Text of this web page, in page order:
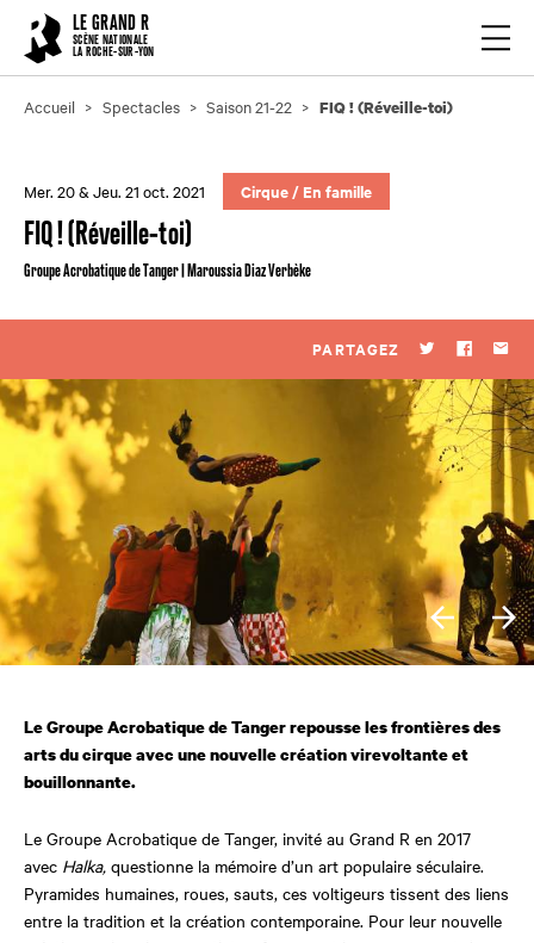
LE GRAND R
SCÈNE NATIONALE
LA ROCHE-SUR-YON
Accueil Spectacles Saison 21-22 FIQ ! (Réveille-toi)
Mer. 20 & Jeu. 21 oct. 2021 Cirque/ En famille
FIQ ! (Réveille-toi)
Groupe Acrobatique de Tanger | Maroussia Diaz Verbèke
PARTAGEZ Twitter
Le Groupe Acrobatique de Tanger repousse les frontières des
arts du cirque avec une nouvelle création virevoltante et
bouillonnante.
Le Groupe Acrobatique de Tanger, invité au Grand R en 2017
avec Halka, questionne la mémoire d’un art populaire séculaire.
Pyramides humaines, roues, sauts, ces voltigeurs tissent des liens
entre la tradition et la création contemporaine. Pour leur nouvelle
Cookies management panel